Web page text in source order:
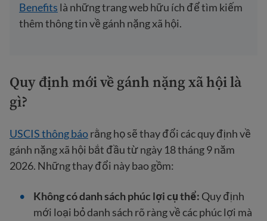
Benefits là những trang web hữu ích để tìm kiếm
thêm thông tin về gánh nặng xã hội.
Quy định mới về gánh nặng xã hội là
gì?
USCIS thông báorằng họ sẽ thay đổi các quy định về
gánh nặng xã hội bắt đầu từ ngày 18 tháng 9 năm
2026. Những thay đổi này bao gồm:
Không có danh sách phúc lợi cụ thể: Quy định
mới loại bỏ danh sách rõ ràng về các phúc lợi mà